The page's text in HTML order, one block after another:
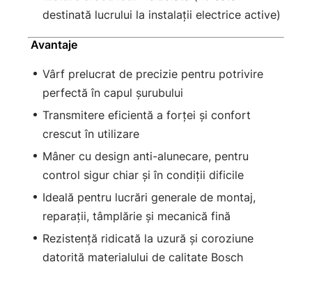
destinată lucrului la instalații electrice active)
Avantaje
Vârf prelucrat de precizie pentru potrivire
perfectă în capul șurubului
Transmitere eficientă a forței și confort
crescut în utilizare
Mâner cu design anti-alunecare, pentru
control sigur chiar și în condiții dificile
Ideală pentru lucrări generale de montaj,
reparații, tâmplărie și mecanică fină
Rezistență ridicată la uzură și coroziune
datorită materialului de calitate Bosch